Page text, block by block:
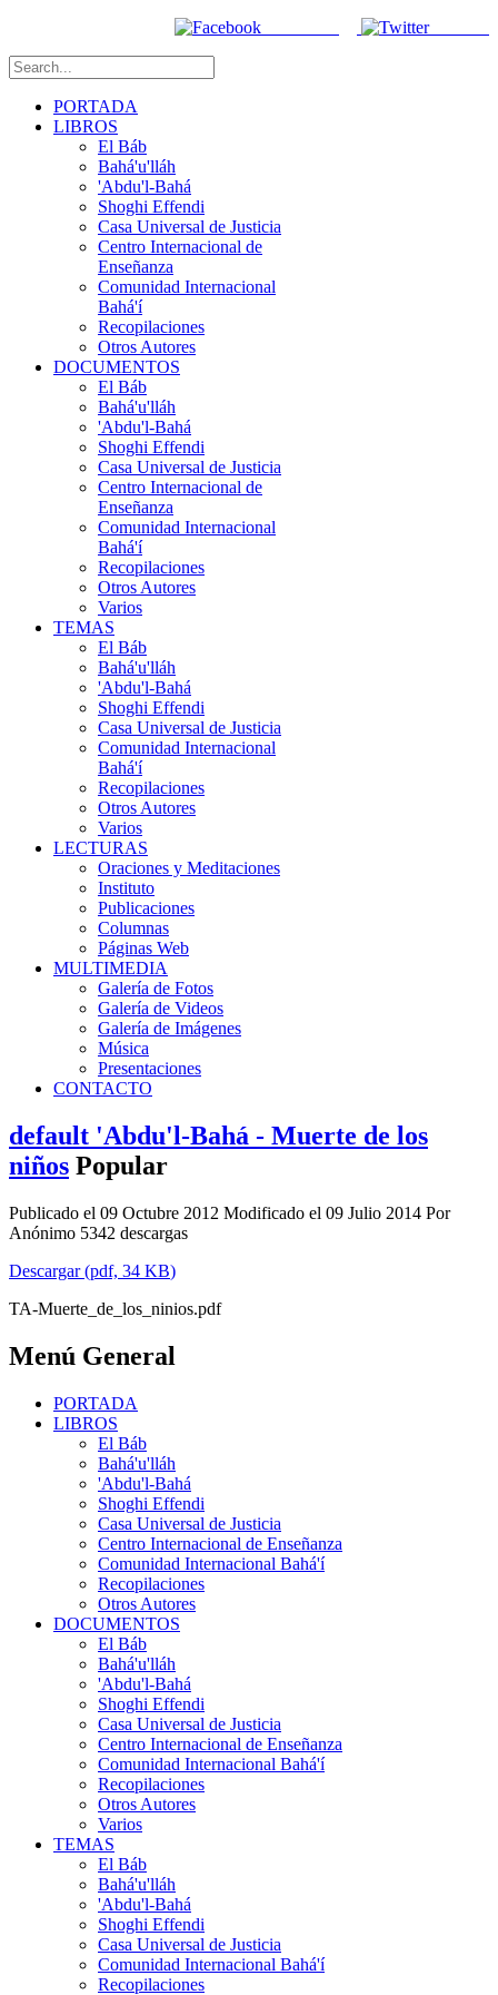
PORTADA
LIBROS
El Báb
Bahá'u'lláh
'Abdu'l-Bahá
Shoghi Effendi
Casa Universal de Justicia
Centro Internacional de
Enseñanza
Comunidad Internacional
Bahá'í
Recopilaciones
Otros Autores
DOCUMENTOS
El Báb
Bahá'u'lláh
'Abdu'l-Bahá
Shoghi Effendi
Casa Universal de Justicia
Centro Internacional de
Enseñanza
Comunidad Internacional
Bahá'í
Recopilaciones
Otros Autores
Varios
TEMAS
El Báb
Bahá'u'lláh
'Abdu'l-Bahá
Shoghi Effendi
Casa Universal de Justicia
Comunidad Internacional
Bahá'í
Recopilaciones
Otros Autores
Varios
LECTURAS
Oraciones y Meditaciones
Instituto
Publicaciones
Columnas
Páginas Web
MULTIMEDIA
Galería de Fotos
Galería de Videos
Galería de Imágenes
Música
Presentaciones
CONTACTO
default 'Abdu'l-Bahá - Muerte de los
niños Popular
Publicado el 09 Octubre 2012 Modificado el 09 Julio 2014 Por
Anónimo 5342 descargas
Descargar(pdf, 34 KB)
TA-Muerte_de_los_ninios.pdf
Menú General
PORTADA
LIBROS
El Báb
Bahá'u'lláh
'Abdu'l-Bahá
Shoghi Effendi
Casa Universal de Justicia
Centro Internacional de Enseñanza
Comunidad Internacional Bahá'í
Recopilaciones
Otros Autores
DOCUMENTOS
El Báb
Bahá'u'lláh
'Abdu'l-Bahá
Shoghi Effendi
Casa Universal de Justicia
Centro Internacional de Enseñanza
Comunidad Internacional Bahá'í
Recopilaciones
Otros Autores
Varios
TEMAS
El Báb
Bahá'u'lláh
'Abdu'l-Bahá
Shoghi Effendi
Casa Universal de Justicia
Comunidad Internacional Bahá'í
Recopilaciones